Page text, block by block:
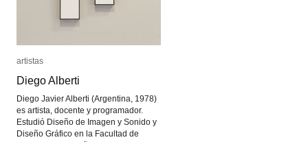
artistas
Diego Alberti
Diego Javier Alberti (Argentina, 1978)
es artista, docente y programador.
Estudió Diseño de Imagen y Sonido y
Diseño Gráfico en la Facultad de
artistas
Diego Alberti